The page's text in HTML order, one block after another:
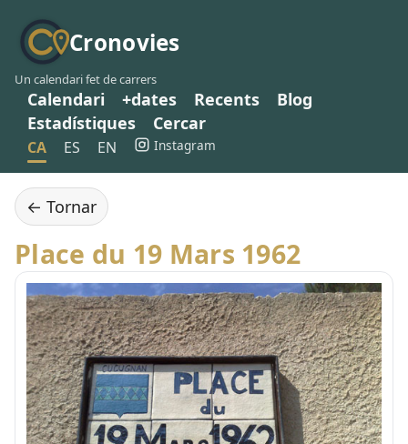
Cronovies
Un calendari fet de carrers
Calendari +dates Recents
Blog
Estadístiques
Cercar
CA ES EN Instagram
← Tornar
Place du 19 Mars 1962